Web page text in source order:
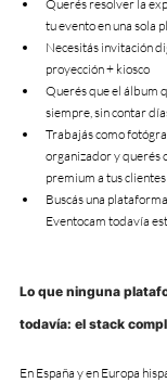
Querés resolver la
tu evento en una sola
Necesitás invitación
proyección + kiosco
Querés que el álbum
siempre, sin contar
Trabajás como
organizador y querés
premium a tus clientes
Buscás una
Eventocam todavía
Lo que ninguna
todavía: el stack
En España y en Europa